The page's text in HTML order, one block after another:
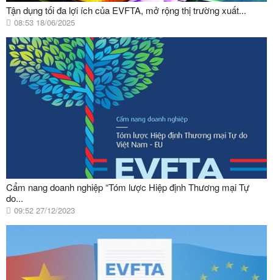
Tận dụng tối đa lợi ích của EVFTA, mở rộng thị trường xuất...
08:53 18/06/2025
Cẩm nang doanh nghiệp “Tóm lược Hiệp định Thương mại Tự
do...
09:52 27/12/2023